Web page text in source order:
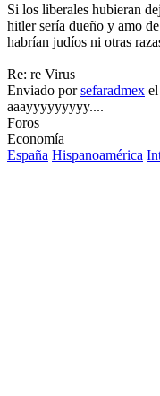
Si los liberales hubieran
hitler sería dueño y amo
habrían judíos ni otras
Re: re Virus
Enviado porsefaradmex
aaayyyyyyyyy....
Foros
Economía
España Hispanoamérica